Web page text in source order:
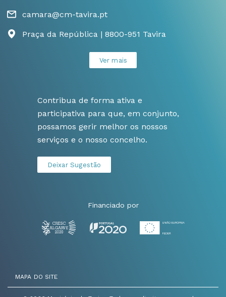
camara@cm-tavira.pt
Praça da República | 8800-951 Tavira
Ver mais
Contribua de forma ativa e
participativa para que, em conjunto,
possamos gerir melhor os nossos
serviços e o nosso concelho.
Deixar Sugestão
Financiado por
MAPA DO SITE